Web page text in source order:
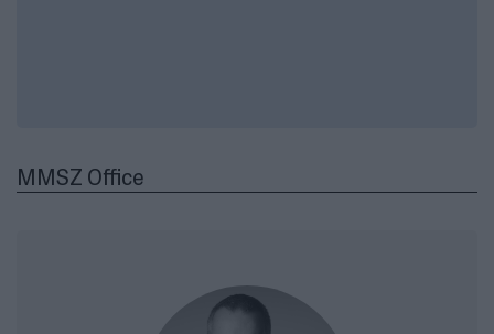
MMSZ Office